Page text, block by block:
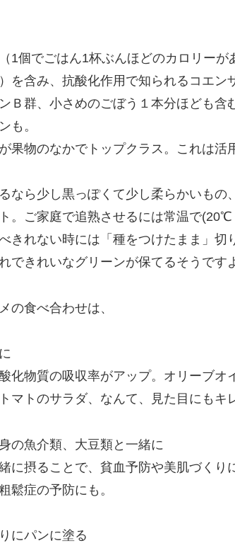
1個でごはん1杯ぶんほどのカロリー
を含み、抗酸化作用で知られるコエン
Ｂ群、小さめのごぼう１本分ほども
も。
果物のなかでトップクラス。これは活
なら少し黒っぽくて少し柔らかいもの
。ご家庭で追熟させるには常温で(20℃
きれない時には「種をつけたまま」
できれいなグリーンが保てるそうです
の食べ合わせは、
化物質の吸収率がアップ。オリーブオ
マトのサラダ、なんて、見た目にもキ
の魚介類、大豆類と一緒に
に摂ることで、貧血予防や美肌づく
鬆症の予防にも。
にパンに塗る